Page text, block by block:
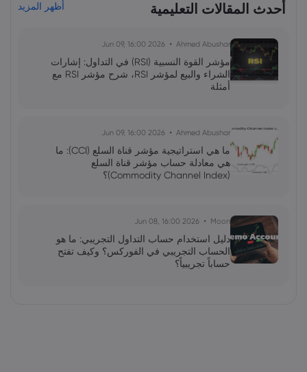
أحدث المقالات التعليمية أظهر المزيد
Ahmed Abushar
2026 Jun 09, 16:00
مؤشر القوة النسبية (RSI) في التداول: إشارات
الشراء والبيع لمؤشر RSI، شرح مؤشر RSI مع
أمثلة
Ahmed Abushar
2026 Jun 09, 16:00
ما هي استراتيجية مؤشر قناة السلع (CCI): ما
هي معادلة حساب مؤشر قناة السلع
(Commodity Channel Index)؟
Moon
2026 Jun 08, 16:00
دليل استخدام حساب التداول التجريبي: ما هو
الحساب التجريبي في الفوركس؟ وكيف تفتح
حساباً تجريبياً؟